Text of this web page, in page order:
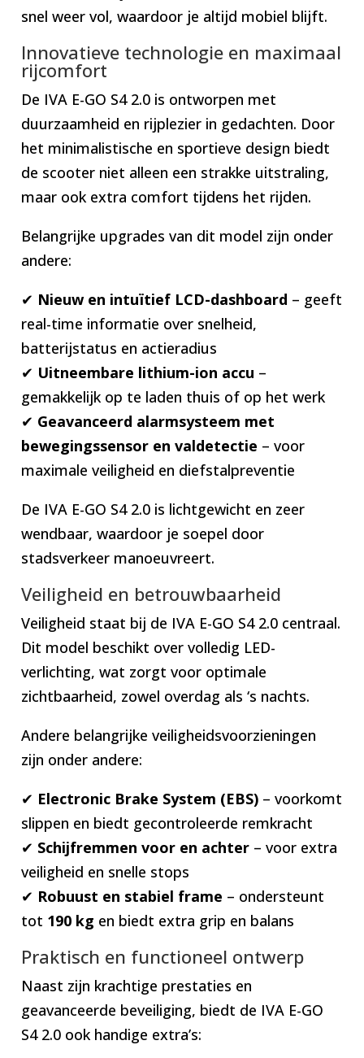
snel weer vol, waardoor je altijd mobiel blijft.
Innovatieve technologie en maximaal
rijcomfort
De IVA E-GO S4 2.0 is ontworpen met
duurzaamheid en rijplezier in gedachten. Door
het minimalistische en sportieve design biedt
de scooter niet alleen een strakke uitstraling,
maar ook extra comfort tijdens het rijden.
Belangrijke upgrades van dit model zijn onder
andere:
✔ Nieuw en intuïtief LCD-dashboard – geeft
real-time informatie over snelheid,
batterijstatus en actieradius
✔ Uitneembare lithium-ion accu –
gemakkelijk op te laden thuis of op het werk
✔ Geavanceerd alarmsysteem met
bewegingssensor en valdetectie – voor
maximale veiligheid en diefstalpreventie
De IVA E-GO S4 2.0 is lichtgewicht en zeer
wendbaar, waardoor je soepel door
stadsverkeer manoeuvreert.
Veiligheid en betrouwbaarheid
Veiligheid staat bij de IVA E-GO S4 2.0 centraal.
Dit model beschikt over volledig LED-
verlichting, wat zorgt voor optimale
zichtbaarheid, zowel overdag als ‘s nachts.
Andere belangrijke veiligheidsvoorzieningen
zijn onder andere:
✔ Electronic Brake System (EBS) – voorkomt
slippen en biedt gecontroleerde remkracht
✔ Schijfremmen voor en achter – voor extra
veiligheid en snelle stops
✔ Robuust en stabiel frame – ondersteunt
tot 190 kg en biedt extra grip en balans
Praktisch en functioneel ontwerp
Naast zijn krachtige prestaties en
geavanceerde beveiliging, biedt de IVA E-GO
S4 2.0 ook handige extra’s: